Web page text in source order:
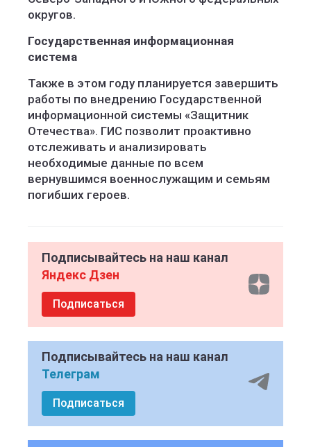
округов.
Государственная информационная
система
Также в этом году планируется завершить
работы по внедрению Государственной
информационной системы «Защитник
Отечества». ГИС позволит проактивно
отслеживать и анализировать
необходимые данные по всем
вернувшимся военнослужащим и семьям
погибших героев.
Подписывайтесь на наш канал
Яндекс Дзен
Подписаться
Подписывайтесь на наш канал
Телеграм
Подписаться